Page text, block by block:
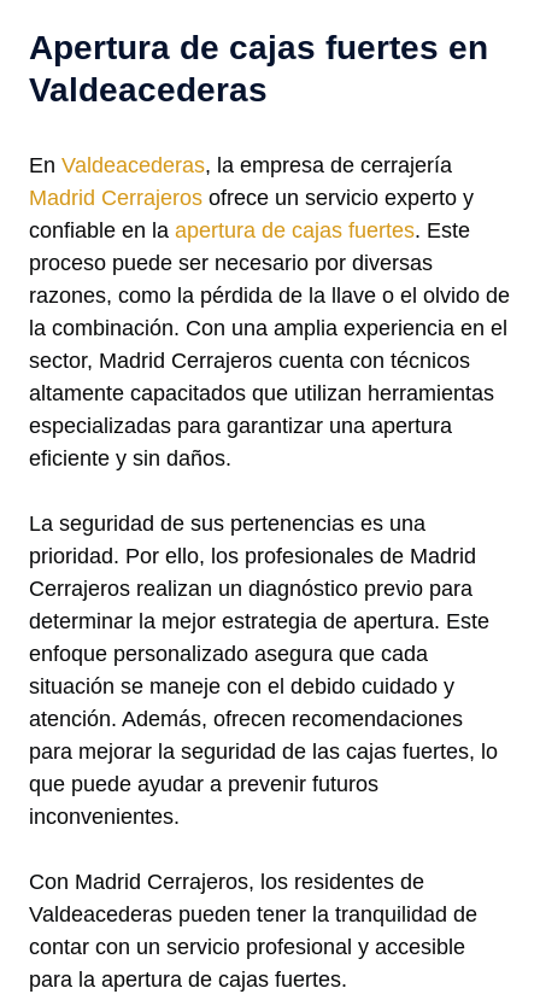
Apertura de cajas fuertes en
Valdeacederas
En Valdeacederas, la empresa de cerrajería
Madrid Cerrajeros ofrece un servicio experto y
confiable en la apertura de cajas fuertes. Este
proceso puede ser necesario por diversas
razones, como la pérdida de la llave o el olvido de
la combinación. Con una amplia experiencia en el
sector, Madrid Cerrajeros cuenta con técnicos
altamente capacitados que utilizan herramientas
especializadas para garantizar una apertura
eficiente y sin daños.
La seguridad de sus pertenencias es una
prioridad. Por ello, los profesionales de Madrid
Cerrajeros realizan un diagnóstico previo para
determinar la mejor estrategia de apertura. Este
enfoque personalizado asegura que cada
situación se maneje con el debido cuidado y
atención. Además, ofrecen recomendaciones
para mejorar la seguridad de las cajas fuertes, lo
que puede ayudar a prevenir futuros
inconvenientes.
Con Madrid Cerrajeros, los residentes de
Valdeacederas pueden tener la tranquilidad de
contar con un servicio profesional y accesible
para la apertura de cajas fuertes.